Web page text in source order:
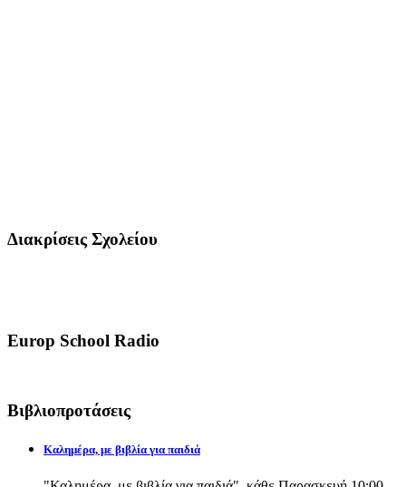
Διακρίσεις Σχολείου
Europ School Radio
Βιβλιοπροτάσεις
Καλημέρα, με βιβλία για παιδιά